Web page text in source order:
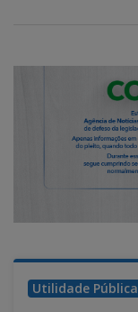
Utilidade Pública